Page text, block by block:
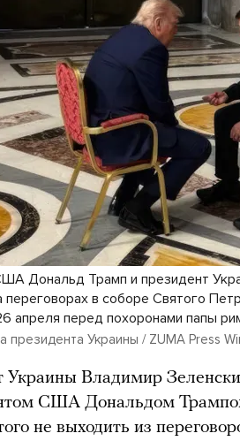
Дональд Трамп и президент
переговорах в соборе Святого
апреля перед похоронами папы
президента Украины / ZUMA Press
Украины Владимир
США Дональдом
не выходить из